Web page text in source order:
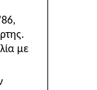
με